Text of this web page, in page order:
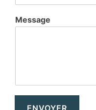
Message